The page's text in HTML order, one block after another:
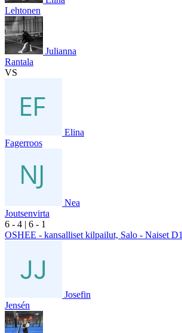
Lehtonen
Julianna
Rantala
VS
Elina
Fagerroos
Nea
Joutsenvirta
6 - 4 | 6 - 1
OSHEE - kansalliset kilpailut, Salo - Naiset D1
Josefin
Jensén